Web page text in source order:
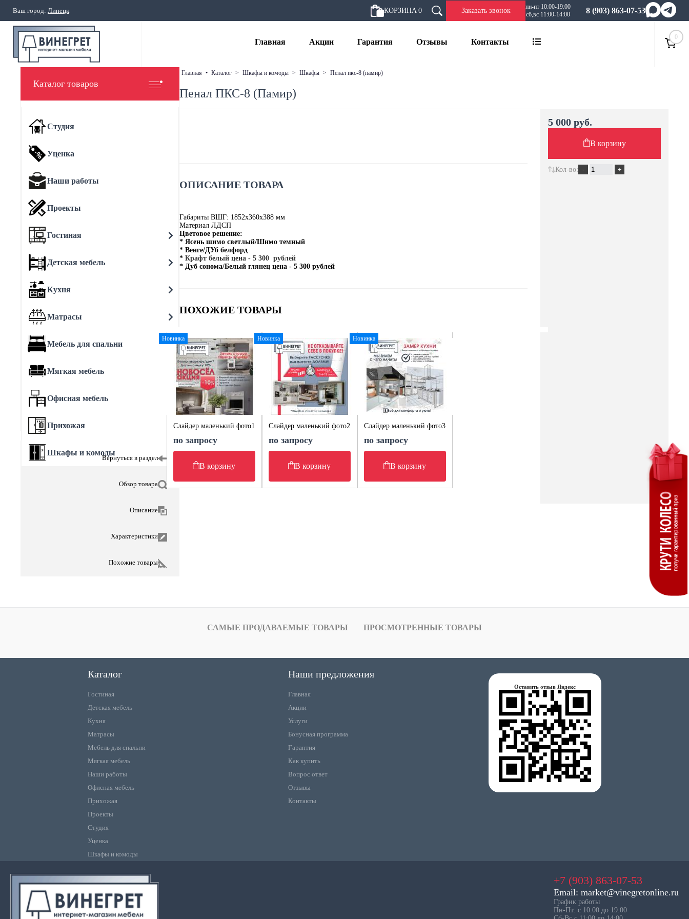
Ваш город: Липецк КОРЗИНА 0 Заказать звонок
пн-пт 10:00-19:00
сб,вс 11:00-14:00
8 (903) 863-07-53
Главная Акции Гарантия Отзывы Контакты
0
Каталог товаров
Студия
Уценка
Наши работы
Проекты
Гостиная
Детская мебель
Кухня
Матрасы
Мебель для спальни
Мягкая мебель
Офисная мебель
Прихожая
Шкафы и комоды
Вернуться в раздел
Обзор товара
Описание
Характеристики
Похожие товары
главная • каталог > шкафы и комоды > шкафы > пенал пкс-8 (памир)
Пенал ПКС-8 (Памир)
ОПИСАНИЕ ТОВАРА
Габариты ВШГ: 1852х360х388 мм
Материал ЛДСП
Цветовое решение:
* Ясень шимо светлый/Шимо темный
* Венге/ДУб белфорд
* Крафт белый цена - 5 300 рублей
* Дуб сонома/Белый глянец цена - 5 300 рублей
ПОХОЖИЕ ТОВАРЫ
Новинка
Слайдер маленький фото1
по запросу
В корзину
Новинка
Слайдер маленький фото2
по запросу
В корзину
Новинка
Слайдер маленький фото3
по запросу
В корзину
5 000 руб.
В корзину
Кол-во:
САМЫЕ ПРОДАВАЕМЫЕ ТОВАРЫ ПРОСМОТРЕННЫЕ ТОВАРЫ
Каталог
Гостиная
Детская мебель
Кухня
Матрасы
Мебель для спальни
Мягкая мебель
Наши работы
Офисная мебель
Прихожая
Проекты
Студия
Уценка
Шкафы и комоды
Наши предложения
Главная
Акции
Услуги
Бонусная программа
Гарантия
Как купить
Вопрос ответ
Отзывы
Контакты
Оставить отзыв Яндекс
+7 (903) 863-07-53
Email: market@vinegretonline.ru
График работы
Пн-Пт: с 10:00 до 19:00